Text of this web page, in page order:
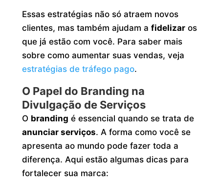
Essas estratégias não só atraem novos
clientes, mas também ajudam a fidelizaros
que já estão com você. Para saber mais
sobre como aumentar suas vendas, veja
estratégias de tráfego pago.
O Papel do Branding na
Divulgação de Serviços
O branding é essencial quando se trata de
anunciar serviços. A forma como você se
apresenta ao mundo pode fazer toda a
diferença. Aqui estão algumas dicas para
fortalecer sua marca: